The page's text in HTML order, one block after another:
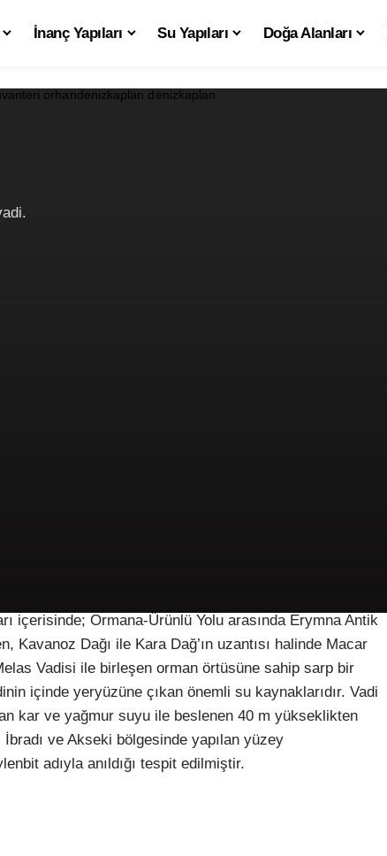
İnanç Yapıları Su Yapıları Doğa Alanları
içerisinde; Ormana-Ürünlü Yolu arasında Erymna Antik
Kavanoz Dağı ile Kara Dağ’ın uzantısı halinde Macar
Vadisi ile birleşen orman örtüsüne sahip sarp bir
içinde yeryüzüne çıkan önemli su kaynaklarıdır. Vadi
kar ve yağmur suyu ile beslenen 40 m yükseklikten
ve Akseki bölgesinde yapılan yüzey
adıyla anıldığı tespit edilmiştir.